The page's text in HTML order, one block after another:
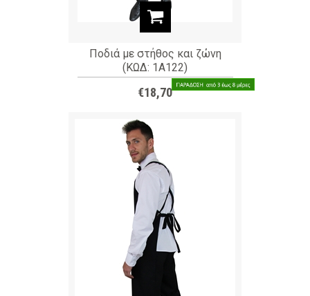
Ποδιά με στήθος και ζώνη
(ΚΩΔ: 1A122)
€18,70